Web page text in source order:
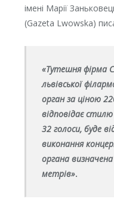
імені Марії
(Gazeta Lwowska)
«Тутешня фірма
львівської
орган за ціною
відповідає
32 голоси, буде
виконання
органа
метрів».